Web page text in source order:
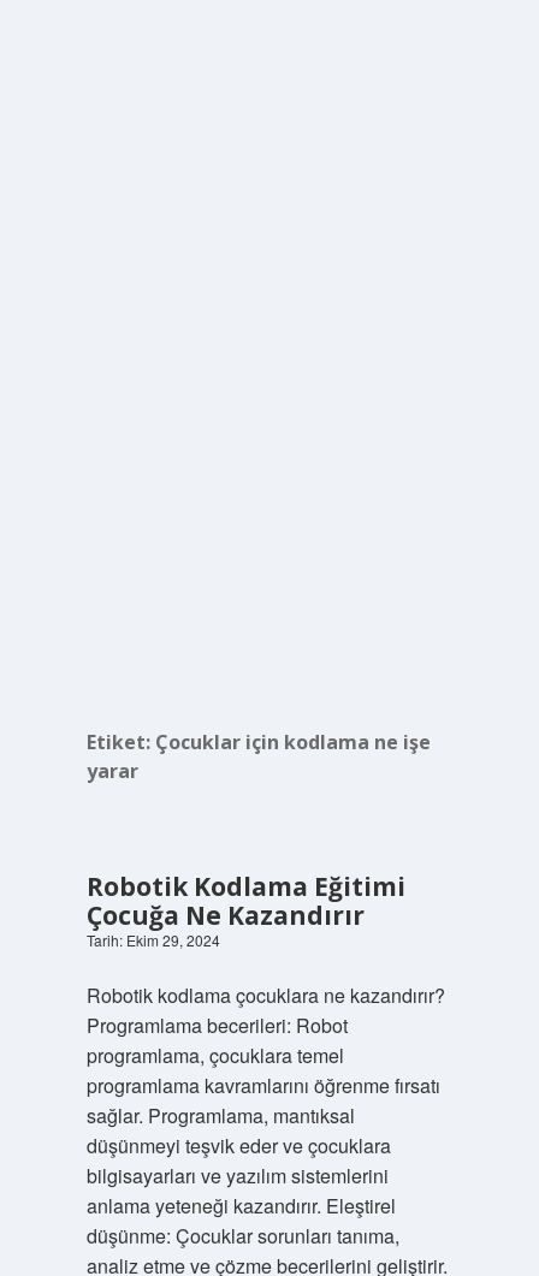
Etiket: Çocuklar için kodlama ne işe
yarar
Robotik Kodlama Eğitimi
Çocuğa Ne Kazandırır
Tarih: Ekim 29, 2024
Robotik kodlama çocuklara ne kazandırır?
Programlama becerileri: Robot
programlama, çocuklara temel
programlama kavramlarını öğrenme fırsatı
sağlar. Programlama, mantıksal
düşünmeyi teşvik eder ve çocuklara
bilgisayarları ve yazılım sistemlerini
anlama yeteneği kazandırır. Eleştirel
düşünme: Çocuklar sorunları tanıma,
analiz etme ve çözme becerilerini geliştirir.